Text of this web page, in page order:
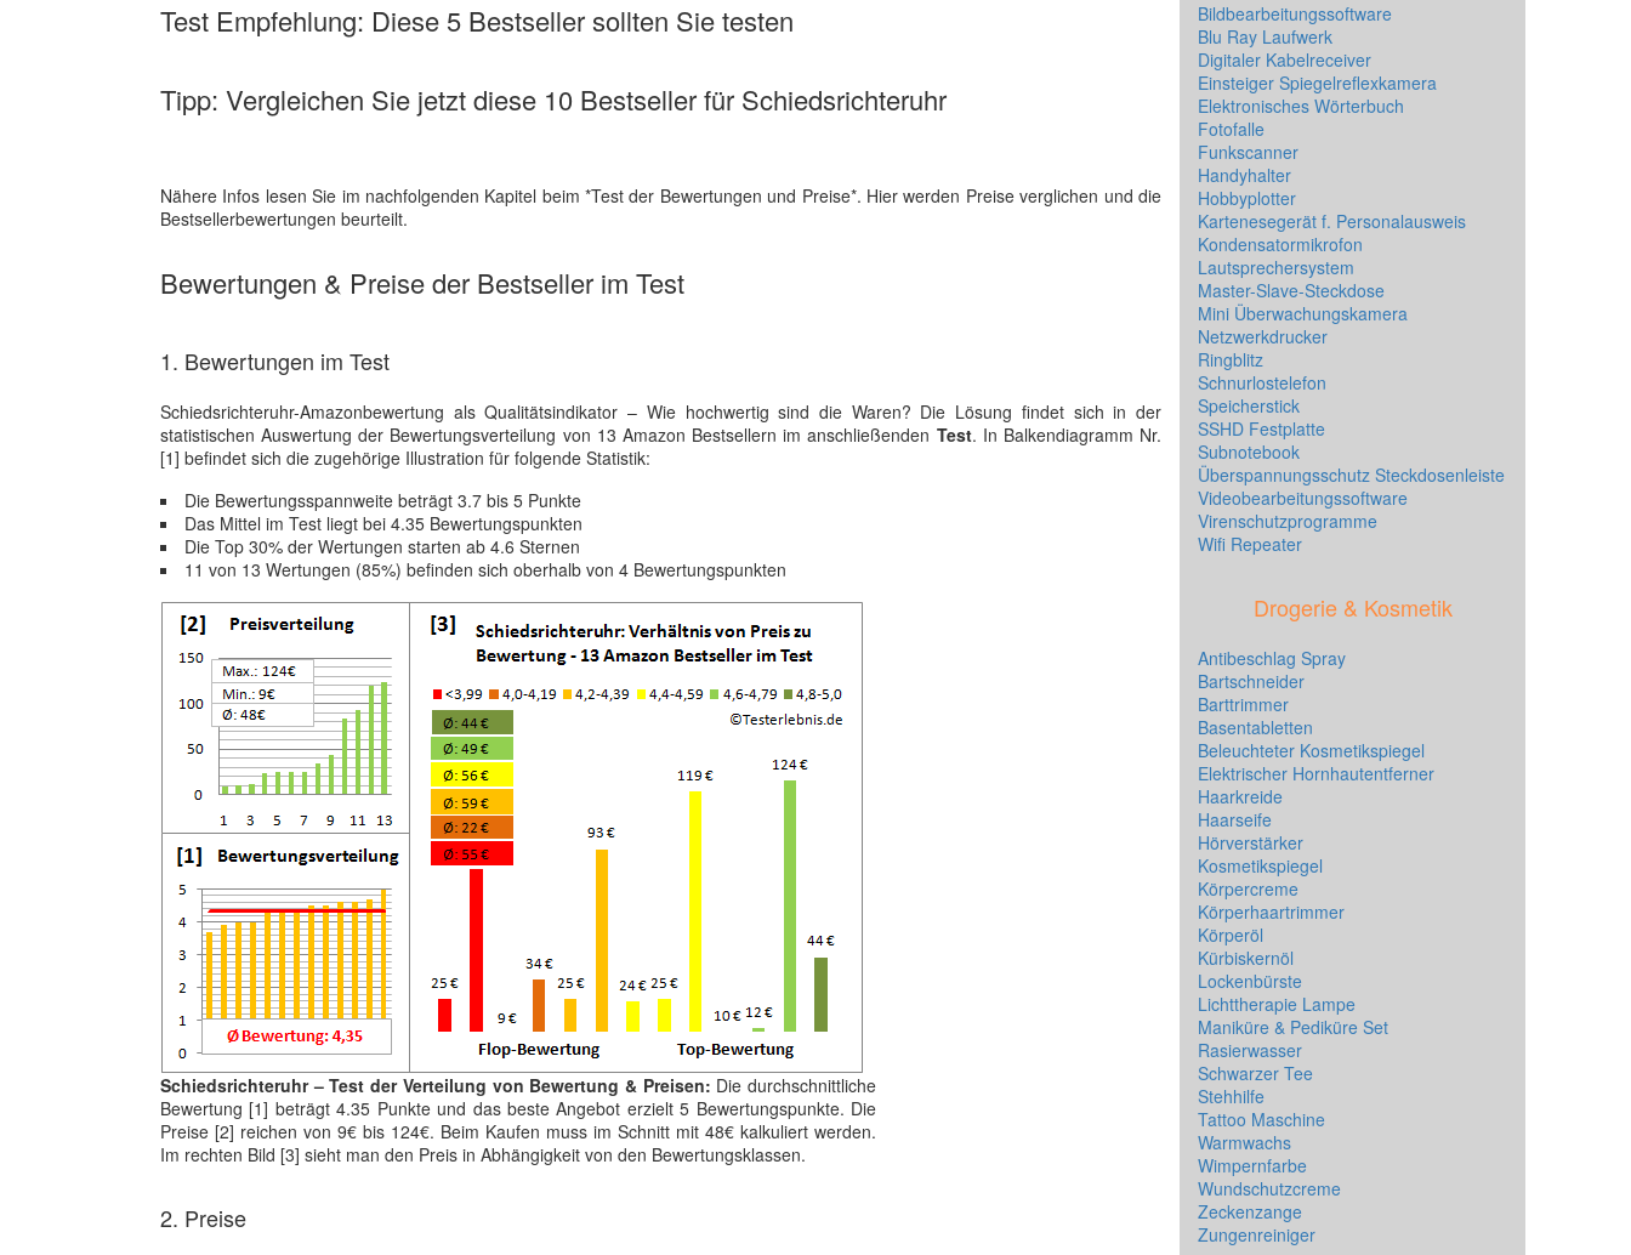
Test Empfehlung: Diese 5 Bestseller sollten Sie testen
Tipp: Vergleichen Sie jetzt diese 10 Bestseller für Schiedsrichteruhr
Nähere Infos lesen Sie im nachfolgenden Kapitel beim *Test der Bewertungen und Preise*. Hier werden Preise verglichen und die
Bestsellerbewertungen beurteilt.
Bewertungen & Preise der Bestseller im Test
1. Bewertungen im Test
Schiedsrichteruhr-Amazonbewertung als Qualitätsindikator – Wie hochwertig sind die Waren? Die Lösung findet sich in der
statistischen Auswertung der Bewertungsverteilung von 13 Amazon Bestsellern im anschließenden Test. In Balkendiagramm Nr.
[1] befindet sich die zugehörige Illustration für folgende Statistik:
Die Bewertungsspannweite beträgt 3.7 bis 5 Punkte
Das Mittel im Test liegt bei 4.35 Bewertungspunkten
Die Top 30% der Wertungen starten ab 4.6 Sternen
11 von 13 Wertungen (85%) befinden sich oberhalb von 4 Bewertungspunkten
Schiedsrichteruhr – Test der Verteilung von Bewertung & Preisen: Die durchschnittliche
Bewertung [1] beträgt 4.35 Punkte und das beste Angebot erzielt 5 Bewertungspunkte. Die
Preise [2] reichen von 9€ bis 124€. Beim Kaufen muss im Schnitt mit 48€ kalkuliert werden.
Im rechten Bild [3] sieht man den Preis in Abhängigkeit von den Bewertungsklassen.
2. Preise
Bildbearbeitungssoftware
Blu Ray Laufwerk
Digitaler Kabelreceiver
Einsteiger Spiegelreflexkamera
Elektronisches Wörterbuch
Fotofalle
Funkscanner
Handyhalter
Hobbyplotter
Kartenesegerät f. Personalausweis
Kondensatormikrofon
Lautsprechersystem
Master-Slave-Steckdose
Mini Überwachungskamera
Netzwerkdrucker
Ringblitz
Schnurlostelefon
Speicherstick
SSHD Festplatte
Subnotebook
Überspannungsschutz Steckdosenleiste
Videobearbeitungssoftware
Virenschutzprogramme
Wifi Repeater
Drogerie & Kosmetik
Antibeschlag Spray
Bartschneider
Barttrimmer
Basentabletten
Beleuchteter Kosmetikspiegel
Elektrischer Hornhautentferner
Haarkreide
Haarseife
Hörverstärker
Kosmetikspiegel
Körpercreme
Körperhaartrimmer
Körperöl
Kürbiskernöl
Lockenbürste
Lichttherapie Lampe
Maniküre & Pediküre Set
Rasierwasser
Schwarzer Tee
Stehhilfe
Tattoo Maschine
Warmwachs
Wimpernfarbe
Wundschutzcreme
Zeckenzange
Zungenreiniger